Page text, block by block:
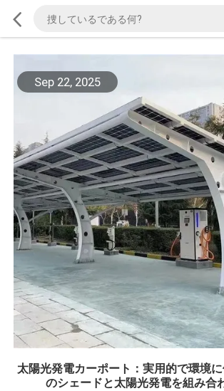
Sep 22, 2025
太陽光発電カーポート：実用的で環境
のシェードと太陽光発電を組み合